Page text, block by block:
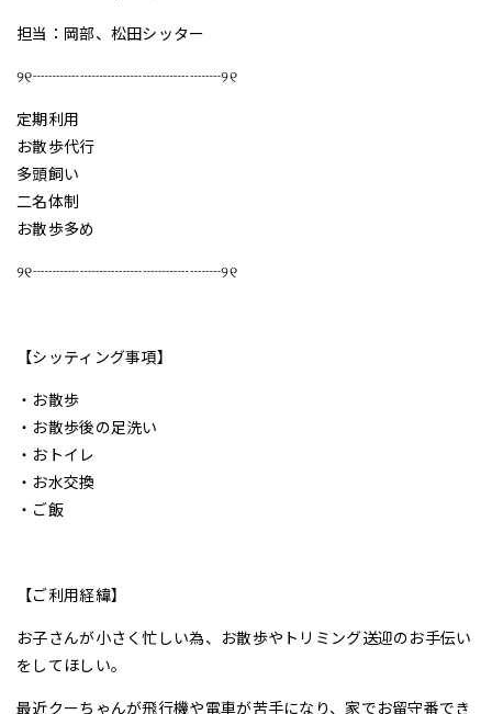
担当：岡部、松田シッター
୨୧┈┈┈┈┈┈┈┈┈┈┈┈୨୧
定期利用
お散歩代行
多頭飼い
二名体制
お散歩多め
୨୧┈┈┈┈┈┈┈┈┈┈┈┈୨୧
【シッティング事項】
・お散歩
・お散歩後の足洗い
・おトイレ
・お水交換
・ご飯
【ご利用経緯】
お子さんが小さく忙しい為、お散歩やトリミング送迎のお手伝い
をしてほしい。
最近クーちゃんが飛行機や電車が苦手になり、家でお留守番でき